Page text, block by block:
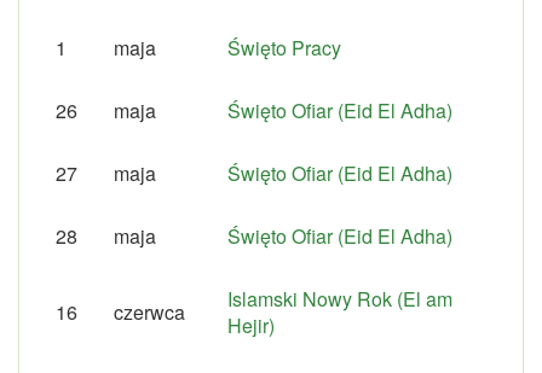
1 maja Święto Pracy
26 maja Święto Ofiar (Eid El Adha)
27 maja Święto Ofiar (Eid El Adha)
28 maja Święto Ofiar (Eid El Adha)
16 czerwca
Islamski Nowy Rok (El am
Hejir)